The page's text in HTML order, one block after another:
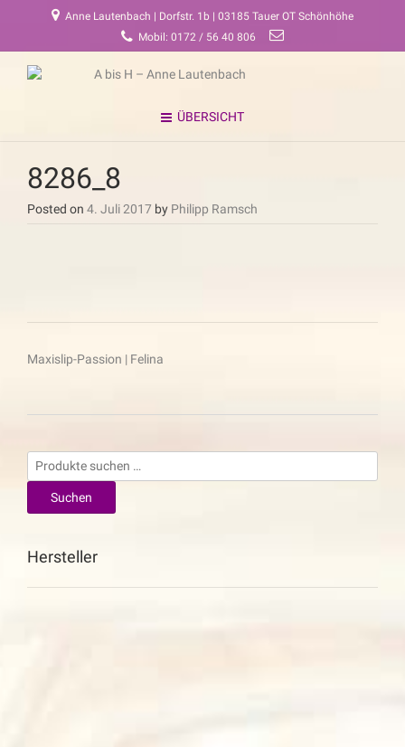
Anne Lautenbach | Dorfstr. 1b | 03185 Tauer OT Schönhöhe
Mobil: 0172 / 56 40 806
ÜBERSICHT
8286_8
Posted on 4. Juli 2017 by Philipp Ramsch
Beitragsnavigation
Maxislip-Passion | Felina
Suchen
nach:
Suchen
Hersteller